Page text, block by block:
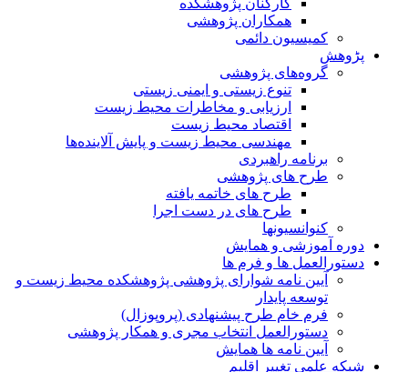
کارکنان پژوهشکده
همکاران پژوهشی
کمیسیون دائمی
پڑوهش
گروه‌های پژوهشی
تنوع زیستی و ایمنی زیستی
ارزیابی و مخاطرات محیط زیست
اقتصاد محیط زیست
مهندسی محیط زیست و پایش آلاینده‌ها
برنامه راهبردی
طرح های پژوهشی
طرح های خاتمه یافته
طرح های در دست اجرا
کنوانسیونها
دوره آموزشی و همایش
دستورالعمل ها و فرم ها
آیین نامه شوارای پژوهشی پژوهشکده محیط زیست و
توسعه پایدار
فرم خام طرح پیشنهادی (پروپوزال)
دستورالعمل انتخاب مجری و همکار پژوهشی
آیین نامه ها همایش
شبکه علمی تغییر اقلیم